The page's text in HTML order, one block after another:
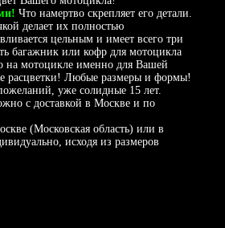
Что намертво скрепляет его детали.
делает их полностью
цельным и имеет всего три
багажник или кофр для мотоцикла
на мотоцикле именно для Вашей
расцветки! Любые размеры и формы!
уже солидные 15 лет.
с доставкой в Москве и по
(Московская область) или в
исходя из размеров